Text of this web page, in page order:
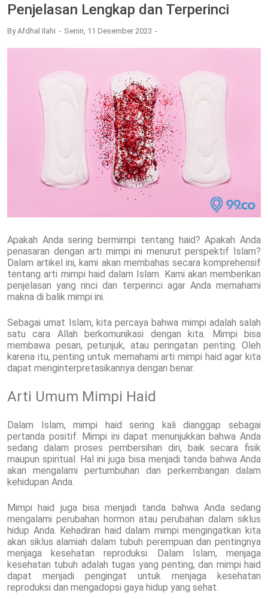
Penjelasan Lengkap dan Terperinci
ByAfdhal Ilahi Senin, 11 Desember 2023
Apakah Anda sering bermimpi tentang haid? Apakah Anda
penasaran dengan arti mimpi ini menurut perspektif Islam?
Dalam artikel ini, kami akan membahas secara komprehensif
tentang arti mimpi haid dalam Islam. Kami akan memberikan
penjelasan yang rinci dan terperinci agar Anda memahami
makna di balik mimpi ini.
Sebagai umat Islam, kita percaya bahwa mimpi adalah salah
satu cara Allah berkomunikasi dengan kita. Mimpi bisa
membawa pesan, petunjuk, atau peringatan penting. Oleh
karena itu, penting untuk memahami arti mimpi haid agar kita
dapat menginterpretasikannya dengan benar.
Arti Umum Mimpi Haid
Dalam Islam, mimpi haid sering kali dianggap sebagai
pertanda positif. Mimpi ini dapat menunjukkan bahwa Anda
sedang dalam proses pembersihan diri, baik secara fisik
maupun spiritual. Hal ini juga bisa menjadi tanda bahwa Anda
akan mengalami pertumbuhan dan perkembangan dalam
kehidupan Anda.
Mimpi haid juga bisa menjadi tanda bahwa Anda sedang
mengalami perubahan hormon atau perubahan dalam siklus
hidup Anda. Kehadiran haid dalam mimpi mengingatkan kita
akan siklus alamiah dalam tubuh perempuan dan pentingnya
menjaga kesehatan reproduksi. Dalam Islam, menjaga
kesehatan tubuh adalah tugas yang penting, dan mimpi haid
dapat menjadi pengingat untuk menjaga kesehatan
reproduksi dan mengadopsi gaya hidup yang sehat.